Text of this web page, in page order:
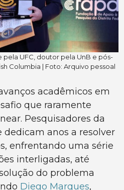
UFC, doutor pela UnB e pós-
Columbia | Foto: Arquivo pessoal
acadêmicos em
que raramente
Pesquisadores da
anos a resolver
enfrentando uma série
interligadas, até
do problema
Diego Marques,